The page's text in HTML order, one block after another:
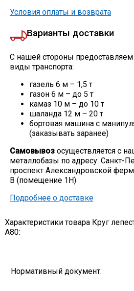
Скобо-гибочные
Остальное
Нержавейка
Алюминиевый прокат
Условия оплаты и возврата
Варианты доставки
С нашей стороны
виды транспорта:
газель 6 м – 1,5 т
газон 6 м – до 5 т
камаз 10 м – до 10 т
шаланда 12 м – 20 т
бортовая машина с
(заказывать заранее)
Самовывоз осуществляется с
металлобазы по адресу: Санкт-
проспект Александровской
В (помещение 1Н)
Подробнее о доставке
Характеристики товара Круг
А80:
Нормативный документ: